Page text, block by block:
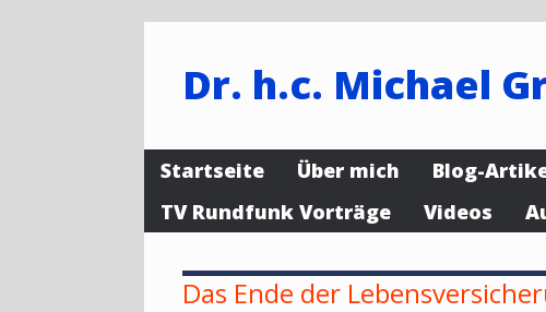
Dr. h.c. Michael
Startseite Über mich Blog-
TV Rundfunk Vorträge
Videos
Das Ende der